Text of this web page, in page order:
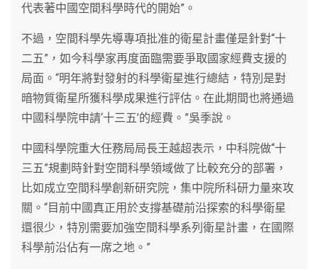
代表著中國空間科學時代的開始”。
不過，空間科學先導專項批准的衛星計畫僅是針對“十
二五”，如今科學家再度面臨需要爭取國家經費支援的
局面。“明年將對發射的科學衛星進行總結，特別是對
暗物質衛星所獲科學成果進行評估。在此期間也將通過
中國科學院申請‘十三五’的經費。”吳季說。
中國科學院重大任務局局長王越超表示，中科院做“十
三五”規劃時針對空間科學領域做了比較充分的部署，
比如成立空間科學創新研究院，集中院所科研力量來攻
關。“目前中國真正用於支撐基礎前沿探索的科學衛星
還很少，特別需要加強空間科學系列衛星計畫，在國際
科學前沿佔有一席之地。”